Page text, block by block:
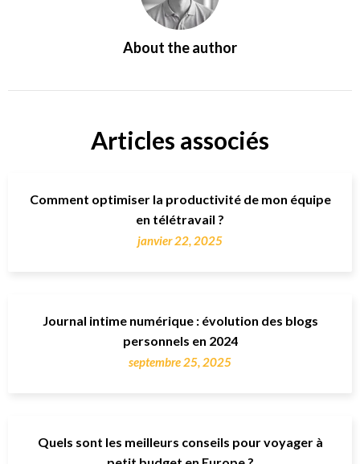
About the author
Articles associés
Comment optimiser la productivité de mon équipe
en télétravail ?
janvier 22, 2025
Journal intime numérique : évolution des blogs
personnels en 2024
septembre 25, 2025
Quels sont les meilleurs conseils pour voyager à